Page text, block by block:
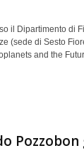
il Dipartimento di
(sede di Sesto
and the